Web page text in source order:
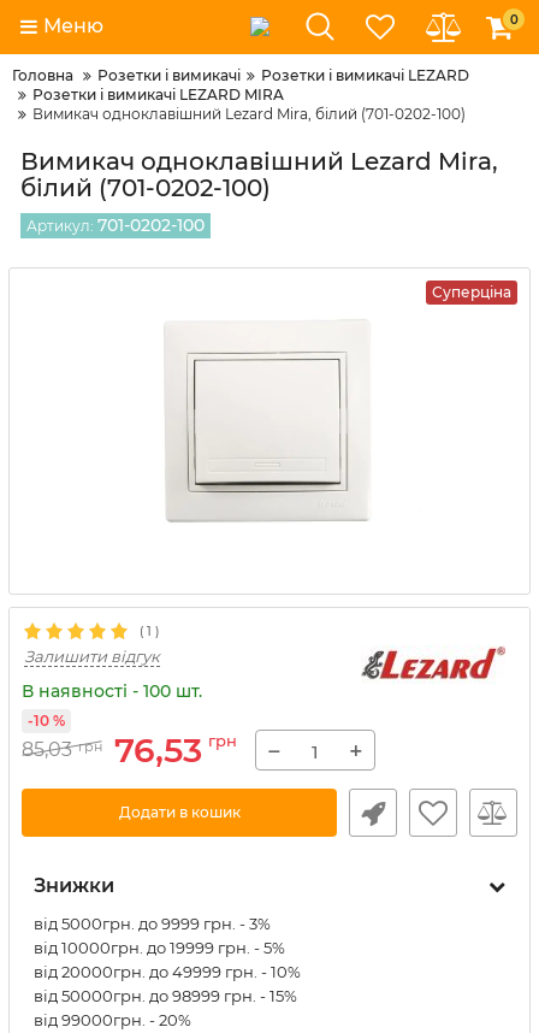
Меню 0
Головна Розетки і вимикачі
Розетки і вимикачі LEZARD
Розетки і вимикачі LEZARD MIRA
Вимикач одноклавішний Lezard Mira, білий (701-0202-100)
Вимикач одноклавішний Lezard Mira,
білий (701-0202-100)
Артикул: 701-0202-100
Суперціна
( 1 )
Залишити відгук
В наявності - 100 шт.
85,03 грн 76,53 грн
-10 %
− +
Додати в кошик
Знижки
від 5000грн. до 9999 грн. - 3%
від 10000грн. до 19999 грн. - 5%
від 20000грн. до 49999 грн. - 10%
від 50000грн. до 98999 грн. - 15%
від 99000грн. - 20%